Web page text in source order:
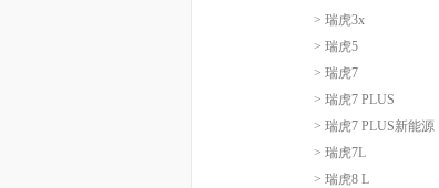
> 瑞虎3x
> 瑞虎5
> 瑞虎7
> 瑞虎7 PLUS
> 瑞虎7 PLUS新能源
> 瑞虎7L
> 瑞虎8 L